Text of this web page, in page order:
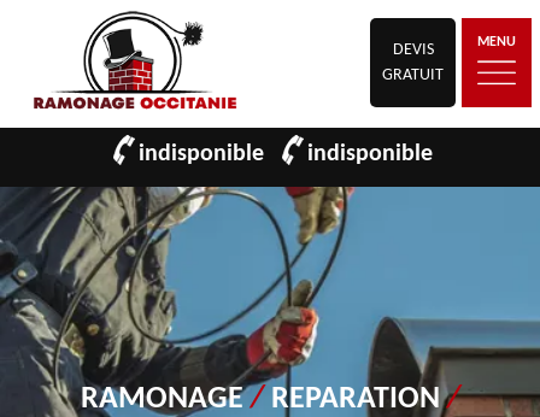
DEVIS
GRATUIT
MENU
indisponible indisponible
RAMONAGE/ REPARATION/